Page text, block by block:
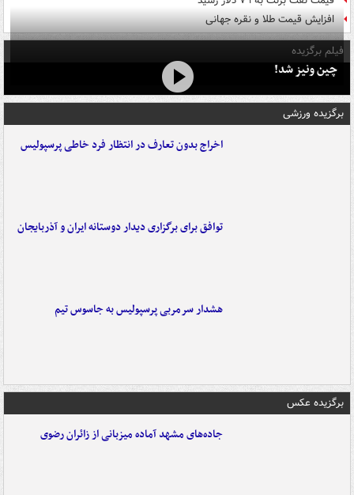
افزایش قیمت طلا و نقره جهانی
فیلم برگزیده
چین ونیز شد!
برگزیده ورزشی
اخراج بدون تعارف در انتظار فرد خاطی پرسپولیس
توافق برای برگزاری دیدار دوستانه ایران و آذربایجان
هشدار سرمربی پرسپولیس به جاسوس تیم
برگزیده عکس
جاده‌های مشهد آماده میزبانی از زائران رضوی